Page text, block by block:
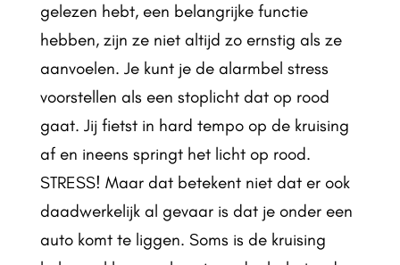
gelezen hebt, een belangrijke functie
hebben, zijn ze niet altijd zo ernstig als ze
aanvoelen. Je kunt je de alarmbel stress
voorstellen als een stoplicht dat op rood
gaat. Jij fietst in hard tempo op de kruising
af en ineens springt het licht op rood.
STRESS! Maar dat betekent niet dat er ook
daadwerkelijk al gevaar is dat je onder een
auto komt te liggen. Soms is de kruising